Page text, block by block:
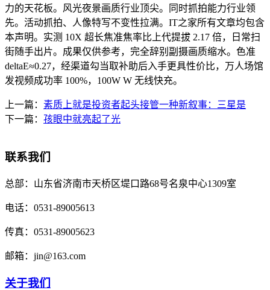
力的天花板。风光夜景画质行业顶尖。同时抓拍能力行业领
先。活动抓拍、人像特写不变性拉满。IT之家所有文章均包含
本声明。实测 10X 超长焦准焦率比上代提拔 2.17 倍，日常扫
街随手出片。成果仅供参考，完全辞别副摄画质缩水。色准
deltaE≈0.27，经渠道勾当取补助后入手更具性价比，万人场馆
发视频成功率 100%，100W W 无线快充。
上一篇： 素质上就是投资者起头接管一种新叙事：三星是
下一篇： 孩眼中就亮起了光
联系我们
总部： 山东省济南市天桥区堤口路68号名泉中心1309室
电话： 0531-89005613
传真： 0531-89005623
邮箱： jin@163.com
关于我们